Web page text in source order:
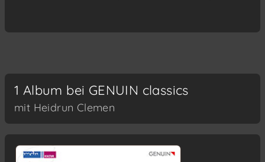
1 Album bei GENUIN classics
mit Heidrun Clemen